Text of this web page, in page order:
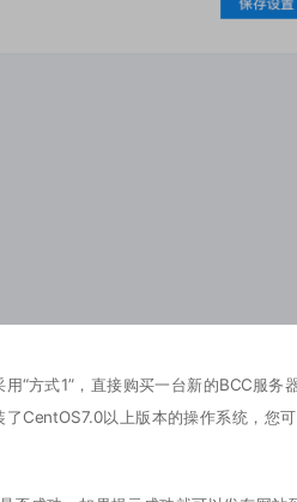
“方式1”，直接购买一台新的BCC服务
CentOS7.0以上版本的操作系统，您可